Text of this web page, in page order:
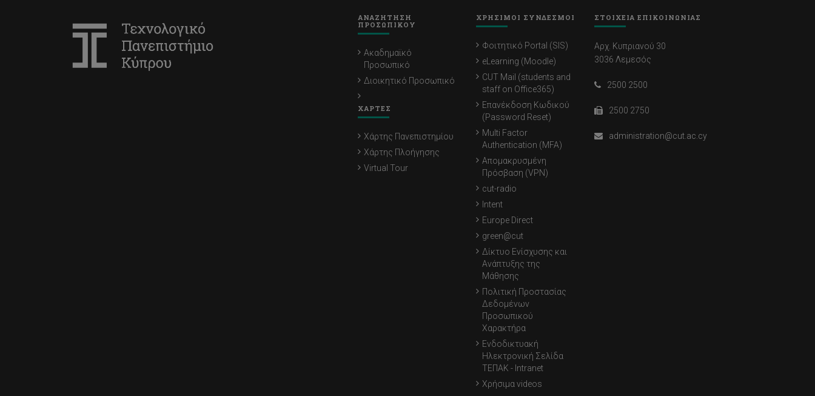
ΑΝΑΖΗΤΗΣΗ
ΠΡΟΣΩΠΙΚΟΥ
Ακαδημαϊκό
Προσωπικό
Διοικητικό Προσωπικό
ΧΑΡΤΕΣ
Χάρτης Πανεπιστημίου
Χάρτης Πλοήγησης
Virtual Tour
ΧΡΗΣΙΜΟΙ ΣΥΝΔΕΣΜΟΙ
Φοιτητικό Portal (SIS)
eLearning (Moodle)
CUT Mail (students and
staff on Office365)
Επανέκδοση Κωδικού
(Password Reset)
Multi Factor
Authentication (MFA)
Απομακρυσμένη
Πρόσβαση (VPN)
cut-radio
Intent
Europe Direct
green@cut
Δίκτυο Ενίσχυσης και
Ανάπτυξης της
Μάθησης
Πολιτική Προστασίας
Δεδομένων
Προσωπικού
Χαρακτήρα
Ενδοδικτυακή
Ηλεκτρονική Σελίδα
ΤΕΠΑΚ - Intranet
Χρήσιμα videos
ΣΤΟΙΧΕΙΑ ΕΠΙΚΟΙΝΩΝΙΑΣ
Αρχ. Κυπριανού 30
3036 Λεμεσός
2500 2500
2500 2750
administration@cut.ac.cy